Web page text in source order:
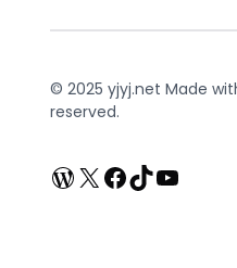
© 2025 yjyj.net Made
reserved.
WordPress
X Facebook
TikTok